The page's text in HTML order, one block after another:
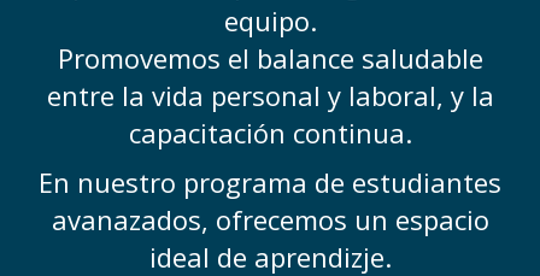
equipo.
Promovemos el balance saludable
entre la vida personal y laboral, y la
capacitación continua.
En nuestro programa de estudiantes
avanazados, ofrecemos un espacio
ideal de aprendizje.